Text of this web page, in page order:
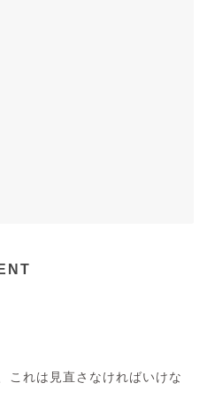
これは見直さなければいけな